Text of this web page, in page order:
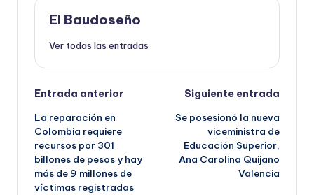
El Baudoseño
Ver todas las entradas
Navegación
de
entradas
Entrada anterior
La reparación en
Colombia requiere
recursos por 301
billones de pesos y hay
más de 9 millones de
víctimas registradas
Siguiente entrada
Se posesionó la nueva
viceministra de
Educación Superior,
Ana Carolina Quijano
Valencia